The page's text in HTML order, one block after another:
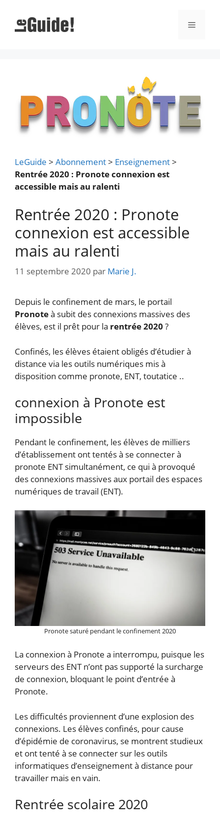
contenu
Menu
LeGuide > Abonnement> Enseignement>
Rentrée 2020 : Pronote connexion est
accessible mais au ralenti
Rentrée 2020 : Pronote
connexion est accessible
mais au ralenti
11 septembre 2020 par Marie J.
Depuis le confinement de mars, le portail
Pronoteà subit des connexions massives des
élèves, est il prêt pour la rentrée 2020 ?
Confinés, les élèves étaient obligés d’étudier à
distance via les outils numériques mis à
disposition comme pronote, ENT, toutatice ..
connexion à Pronote est
impossible
Pendant le confinement, les élèves de milliers
d’établissement ont tentés à se connecter à
pronote ENT simultanément, ce qui à provoqué
des connexions massives aux portail des espaces
numériques de travail (ENT).
Pronote saturé pendant le confinement 2020
La connexion à Pronote a interrompu, puisque les
serveurs des ENT n’ont pas supporté la surcharge
de connexion, bloquant le point d’entrée à
Pronote.
Les difficultés proviennent d’une explosion des
connexions. Les élèves confinés, pour cause
d’épidémie de coronavirus, se montrent studieux
et ont tenté à se connecter sur les outils
informatiques d’enseignement à distance pour
travailler mais en vain.
Rentrée scolaire 2020